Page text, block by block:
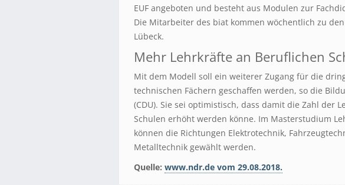
EUF angeboten und besteht aus Modulen zur
Die Mitarbeiter des biat kommen wöchentlich zu
Lübeck.
Mehr Lehrkräfte an Beruflichen
Mit dem Modell soll ein weiterer Zugang für die
technischen Fächern geschaffen werden, so die
(CDU). Sie sei optimistisch, dass damit die Zahl der
Schulen erhöht werden könne. Im Masterstudium
können die Richtungen Elektrotechnik,
Metalltechnik gewählt werden.
Quelle: www.ndr.de vom 29.08.2018.